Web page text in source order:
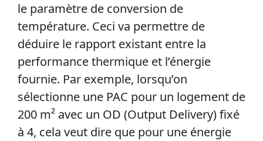
le paramètre de conversion de
température. Ceci va permettre de
déduire le rapport existant entre la
performance thermique et l’énergie
fournie. Par exemple, lorsqu’on
sélectionne une PAC pour un logement de
200 m² avec un OD (Output Delivery) fixé
à 4, cela veut dire que pour une énergie